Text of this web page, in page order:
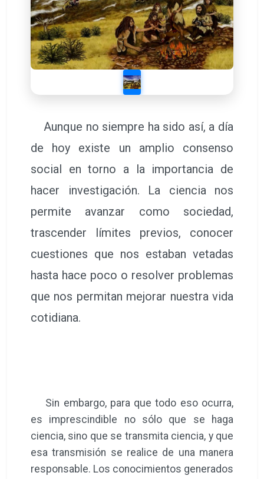
Aunque no siempre ha sido así, a día
de hoy existe un amplio consenso
social en torno a la importancia de
hacer investigación. La ciencia nos
permite avanzar como sociedad,
trascender límites previos, conocer
cuestiones que nos estaban vetadas
hasta hace poco o resolver problemas
que nos permitan mejorar nuestra vida
cotidiana.
Sin embargo, para que todo eso ocurra,
es imprescindible no sólo que se haga
ciencia, sino que se transmita ciencia, y que
esa transmisión se realice de una manera
responsable. Los conocimientos generados